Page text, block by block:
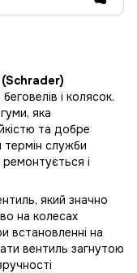
(Schrader)
і колясок.
яка
та добре
служби
і
який значно
на колесах
встановленні на
вентиль загнутою